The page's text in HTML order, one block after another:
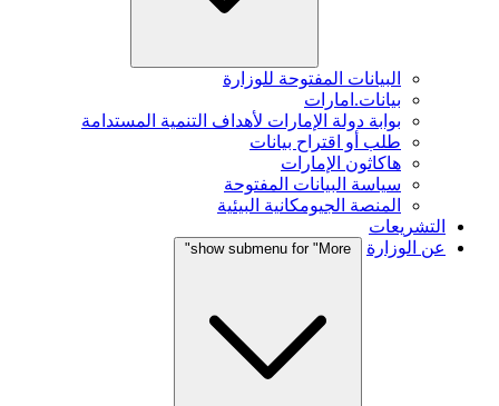
البيانات المفتوحة للوزارة
بيانات.امارات
بوابة دولة الإمارات لأهداف التنمية المستدامة
طلب أو اقتراح بيانات
هاكاثون الإمارات
سياسة البيانات المفتوحة
المنصة الجيومكانية البيئية
التشريعات
عن الوزارة
show submenu for "More"